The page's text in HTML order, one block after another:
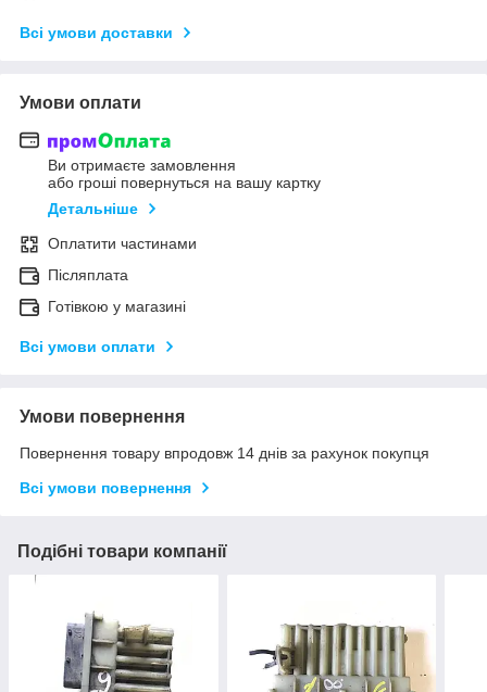
Всі умови доставки
Умови оплати
Ви отримаєте замовлення
або гроші повернуться на вашу картку
Детальніше
Оплатити частинами
Післяплата
Готівкою у магазині
Всі умови оплати
Умови повернення
Повернення товару впродовж 14 днів за рахунок покупця
Всі умови повернення
Подібні товари компанії